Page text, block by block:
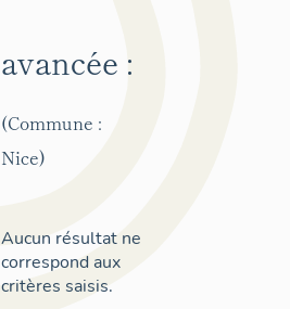
avancée :
(Commune :
Nice)
Aucun résultat ne
correspond aux
critères saisis.